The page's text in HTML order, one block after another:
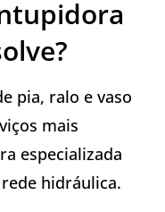
pia, ralo e vaso
mais
especializada
hidráulica.